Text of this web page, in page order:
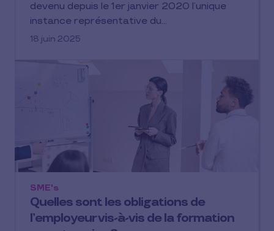
devenu depuis le 1er janvier 2020 l’unique
instance représentative du…
18 juin 2025
Quelles sont les obligations de
l’employeur vis-à-vis de la formation
SME's